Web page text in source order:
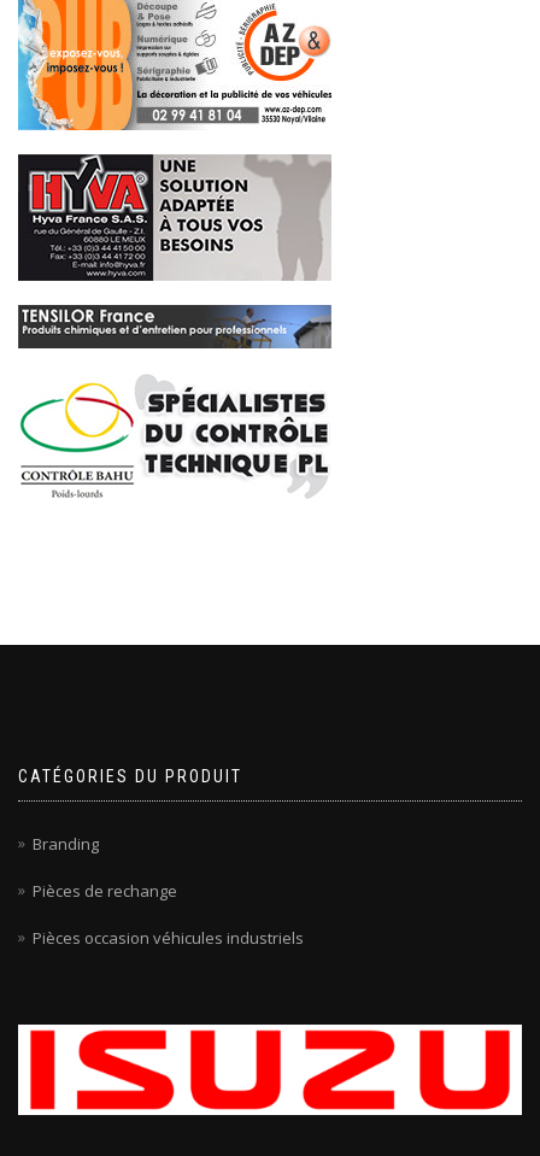
CATÉGORIES DU PRODUIT
Branding
Pièces de rechange
Pièces occasion véhicules industriels